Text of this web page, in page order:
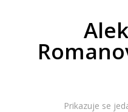
Prikazuje se